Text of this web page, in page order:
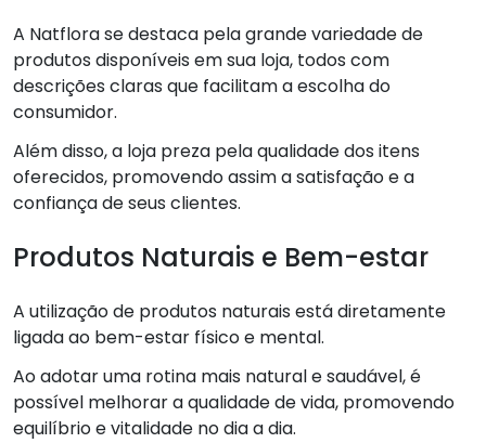
A Natflora se destaca pela grande variedade de
produtos disponíveis em sua loja, todos com
descrições claras que facilitam a escolha do
consumidor.
Além disso, a loja preza pela qualidade dos itens
oferecidos, promovendo assim a satisfação e a
confiança de seus clientes.
Produtos Naturais e Bem-estar
A utilização de produtos naturais está diretamente
ligada ao bem-estar físico e mental.
Ao adotar uma rotina mais natural e saudável, é
possível melhorar a qualidade de vida, promovendo
equilíbrio e vitalidade no dia a dia.